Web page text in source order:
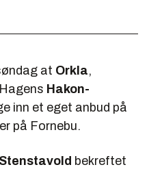
at Orkla,
Hakon-
inn et eget anbud på
på Fornebu.
bekreftet